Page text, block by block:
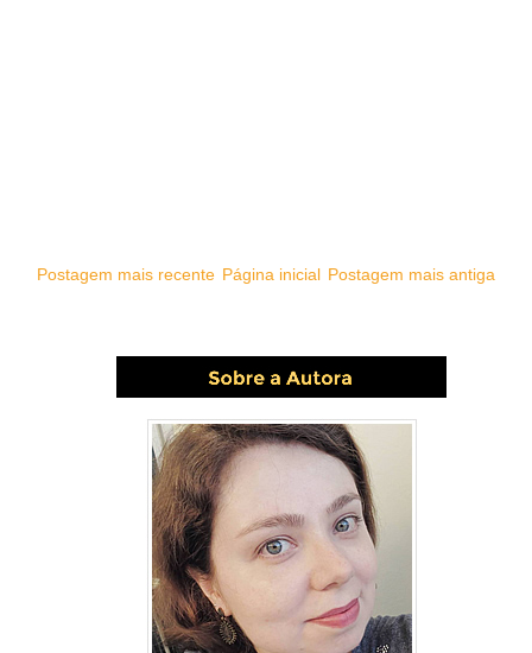
Postagem mais recente Postagem mais antiga
Página inicial